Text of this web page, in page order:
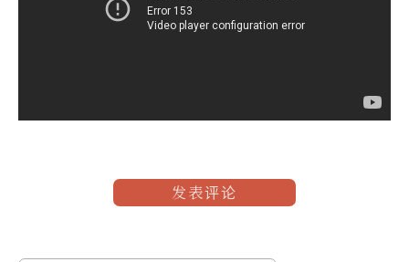
发表评论